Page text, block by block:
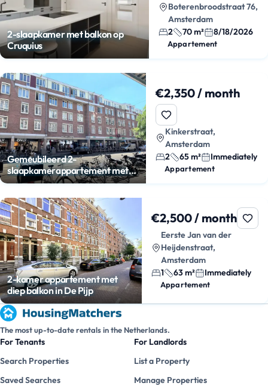
2-slaapkamer met balkon op
Cruquius
Boterenbroodstraat 76,
Amsterdam
2
70 m² 8/18/2026
Appartement
Gemeubileerd 2-
slaapkamerappartement met
balkon
€2,350 / month
Kinkerstraat,
Amsterdam
2
65 m² Immediately
Appartement
2-kamer appartement met
diep balkon in De Pijp
€2,500 / month
Eerste Jan van der
Heijdenstraat,
Amsterdam
1
63 m² Immediately
Appartement
The most up-to-date rentals in the Netherlands.
For Tenants
Search Properties
Saved Searches
For Landlords
List a Property
Manage Properties